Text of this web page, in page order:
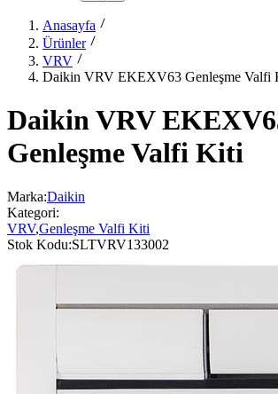
Anasayfa
Ürünler
VRV
Daikin VRV EKEXV63 Genleşme Valfi
Daikin VRV
Genleşme Valfi Kiti
Marka:Daikin
Kategori:
VRV,Genleşme Valfi Kiti
Stok Kodu:SLTVRV133002